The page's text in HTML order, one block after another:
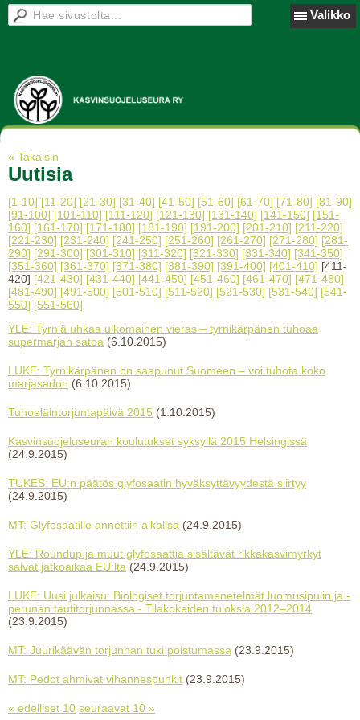
Valikko
« Takaisin
Uutisia
[1-10] [11-20] [21-30] [31-40] [41-50] [51-60] [61-70] [71-80] [81-90]
[91-100] [101-110] [111-120] [121-130] [131-140] [141-150] [151-
160] [161-170] [171-180] [181-190] [191-200] [201-210] [211-220]
[221-230] [231-240] [241-250] [251-260] [261-270] [271-280] [281-
290] [291-300] [301-310] [311-320] [321-330] [331-340] [341-350]
[351-360] [361-370] [371-380] [381-390] [391-400] [401-410] [411-
420] [421-430] [431-440] [441-450] [451-460] [461-470] [471-480]
[481-490] [491-500] [501-510] [511-520] [521-530] [531-540] [541-
550] [551-560]
YLE: Tyrniä uhkaa ulkomainen vieras – tyrnikärpänen tuhoaa
supermarjan satoa (6.10.2015)
LUKE: Tyrnikärpänen on saapunut Suomeen – voi tuhota koko
marjasadon (6.10.2015)
Tuhoeläintorjuntapäivä 2015 (1.10.2015)
Kasvinsuojeluseuran koulutukset syksyllä 2015 Helsingissä
(24.9.2015)
TUKES: EU:n päätös glyfosaatin hyväksyttävyydestä siirtyy
(24.9.2015)
MT: Glyfosaatille annettiin aikalisä (24.9.2015)
YLE: Roundup ja muut glyfosaattia sisältävät rikkakasvimyrkyt
saivat jatkoaikaa EU:lta (24.9.2015)
LUKE: Uusi julkaisu: Biologiset torjuntamenetelmät luomusipulin ja -
perunan tautitorjunnassa - Tilakokeiden tuloksia 2012–2014
(23.9.2015)
MT: Juurikäävän torjunnan tuki poistumassa (23.9.2015)
MT: Pedot ahmivat vihannespunkit (23.9.2015)
« edelliset 10 seuraavat 10 »